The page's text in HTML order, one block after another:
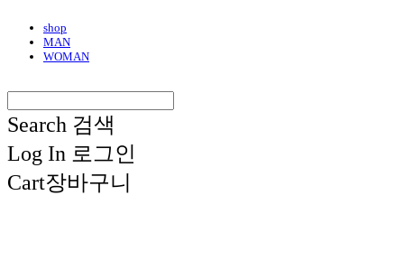
shop
MAN
WOMAN
Search 검색
Log In 로그인
Cart장바구니